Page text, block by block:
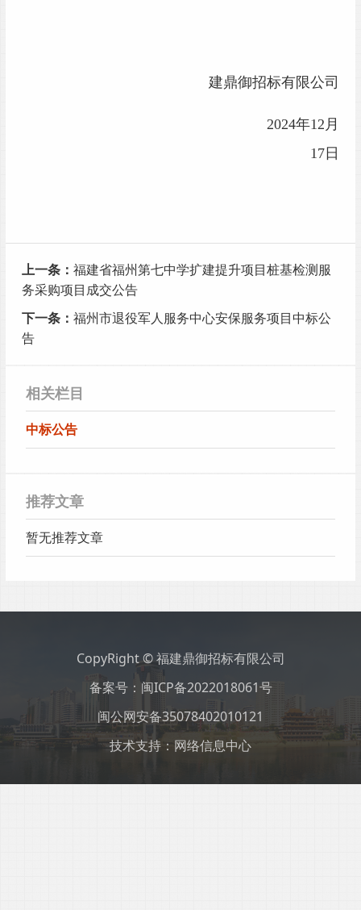
建鼎御招标有限公司
2024年12 月
17日
上一条： 福建省福州第七中学扩建提升项目桩基检测服
务采购项目成交公告
下一条： 福州市退役军人服务中心安保服务项目中标公
告
相关栏目
中标公告
推荐文章
暂无推荐文章
CopyRight © 福建鼎御招标有限公司
备案号： 闽ICP备2022018061号
闽公网安备35078402010121
技术支持：网络信息中心